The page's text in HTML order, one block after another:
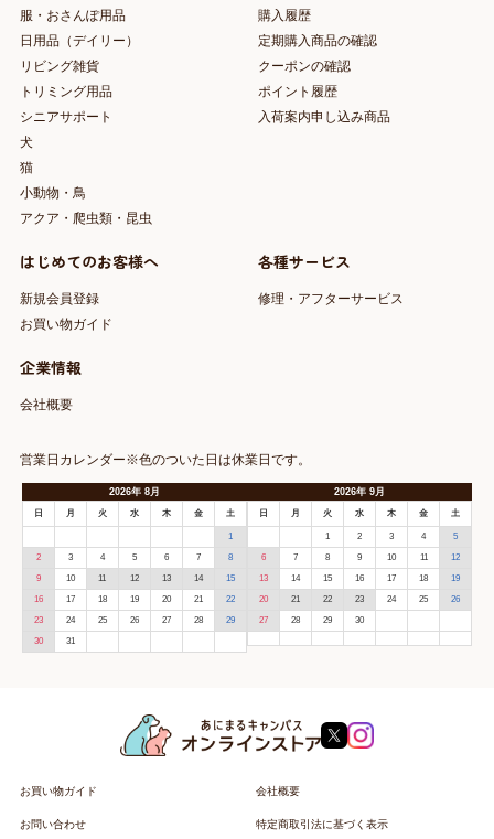
服・おさんぽ用品
日用品（デイリー）
リビング雑貨
トリミング用品
シニアサポート
犬
猫
小動物・鳥
アクア・爬虫類・昆虫
購入履歴
定期購入商品の確認
クーポンの確認
ポイント履歴
入荷案内申し込み商品
はじめてのお客様へ
新規会員登録
お買い物ガイド
各種サービス
修理・アフターサービス
企業情報
会社概要
営業日カレンダー※色のついた日は休業日です。
2026年 8月
日 月 火 水 木 金 土
1
2 3 4 5 6 7 8
9 10 11 12 13 14 15
16 17 18 19 20 21 22
23 24 25 26 27 28 29
30 31
2026年9月
日 月 火 水 木 金 土
1 2 3 4 5
6 7 8 9 10 11 12
13 14 15 16 17 18 19
20 21 22 23 24 25 26
27 28 29 30
お買い物ガイド 会社概要
お問い合わせ 特定商取引法に基づく表示